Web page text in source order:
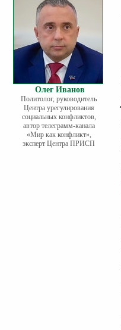
Олег Иванов
Политолог, руководитель
Центра урегулирования
социальных конфликтов,
автор телеграмм-канала
«Мир как конфликт»,
эксперт Центра ПРИСП